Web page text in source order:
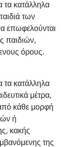
κατάλληλα
των
επωφελούνται
παιδιών,
όρους.
κατάλληλα
μέτρα,
κάθε μορφή
ή
κακής
της